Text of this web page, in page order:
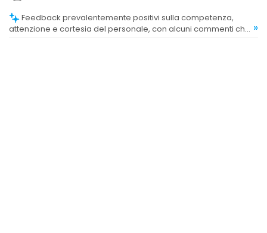
attenzione e cortesia del personale, con alcuni commenti che »